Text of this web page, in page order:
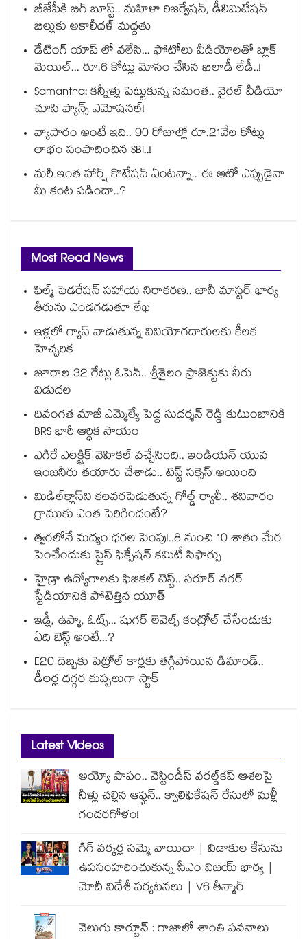
బీజేపీకి బిగ్ బూస్ట్.. మహిళా రిజర్వేషన్, డీలిమిటేషన్
బిల్లుకు అకాలీదళ్ మద్దతు
డేటింగ్ యాప్ లో వలేసి... ఫోటోలు వీడియోలతో బ్లాక్
మెయిల్... రూ.6 కోట్లు మోసం చేసిన ఖిలాడీ లేడీ..!
Samantha: కన్నీళ్లు పెట్టుకున్న సమంత.. వైరల్ వీడియో
చూసి ఫ్యాన్స్ ఎమోషనల్!
వ్యాపారం అంటే ఇది.. 90 రోజుల్లో రూ.21వేల కోట్లు
లాభం సంపాదించిన SBI..!
మరీ ఇంత హార్ష్ కొటేషన్ ఏంటన్నా.. ఈ ఆటో ఎప్పుడైనా
మీ కంట పడిందా..?
Most Read News
ఫిల్మ్ ఫెడరేషన్ సహాయ నిరాకరణ.. జానీ మాస్టర్ భార్య
తీరును ఎండగడుతూ లేఖ
ఇళ్లలో గ్యాస్ వాడుతున్న వినియోగదారులకు కీలక
హెచ్చరిక
జూరాల 32 గేట్లు ఓపెన్.. శ్రీశైలం ప్రాజెక్టుకు నీరు
విడుదల
దివంగత మాజీ ఎమ్మెల్యే పెద్ద సుదర్శన్ రెడ్డి కుటుంబానికి
BRS భారీ ఆర్థిక సాయం
ఎగిరే ఎలక్ట్రిక్ వెహికల్ వచ్చేసింది.. ఇండియన్ యువ
ఇంజనీరు తయారు చేశాడు.. టెస్ట్ సక్సెస్ అయింది
మిడిల్‌క్లాస్‌ని కలవరపెడుతున్న గోల్డ్ ర్యాలీ.. శనివారం
గ్రాముకు ఎంత పెరిగిందంటే?
త్వరలోనే మద్యం ధ‌‌ర‌‌ల పెంపు!..8 నుంచి 10 శాతం మేర
పెంచేందుకు ప్రైస్ ఫిక్సేష‌‌న్ క‌‌మిటీ సిఫార్సు
హైడ్రా ఉద్యోగాలకు ఫిజికల్ టెస్ట్.. సరూర్ నగర్
స్టేడియానికి పోటెత్తిన యూత్
ఇడ్లీ, ఉప్మా, ఓట్స్... షుగర్ లెవెల్స్ కంట్రోల్ చేసేందుకు
ఏది బెస్ట్ అంటే...?
E20 దెబ్బకు పెట్రోల్ కార్లకు తగ్గిపోయిన డిమాండ్..
డీలర్ల దగ్గర కుప్పలుగా స్టాక్
Latest Videos
అయ్యో పాపం.. వెస్టిండీస్ వరల్డ్‌కప్ ఆశలపై
నీళ్లు చల్లిన ఆఫ్ఘన్.. క్వాలిఫికేషన్ రేసులో మళ్లీ
గందరగోళం!
గిగ్ వర్కర్ల సమ్మె వాయిదా | విడాకుల కేసును
ఉపసంహరించుకున్న సీఎం విజయ్ భార్య |
మోదీ విదేశీ పర్యటనలు | V6 తీన్మార్
వెలుగు కార్టూన్ : గాజాలో శాంతి పవనాలు